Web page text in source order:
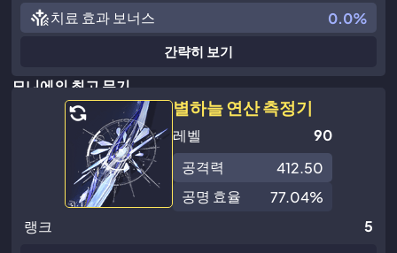
모니에의 최고 무기
별하늘 연산 측정기
레벨
90
공격력
412.50
공명 효율
77.04%
랭크
5
치료 효과 보너스
0.0%
간략히 보기